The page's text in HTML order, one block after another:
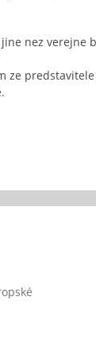
nez verejne
ze